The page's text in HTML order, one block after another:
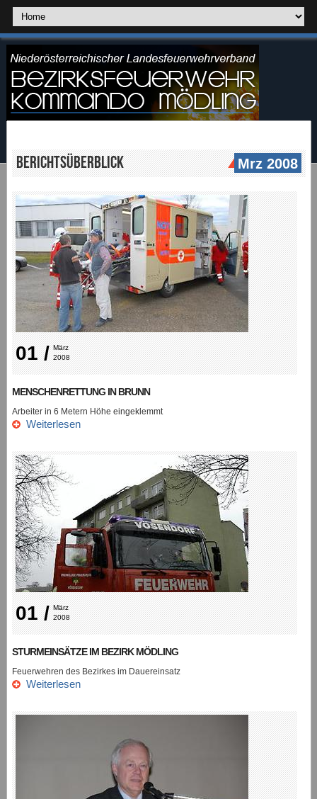
Berichtsüberblick Mrz 2008
01 / März
2008
MENSCHENRETTUNG IN BRUNN
Arbeiter in 6 Metern Höhe eingeklemmt
Weiterlesen
01 / März
2008
STURMEINSÄTZE IM BEZIRK MÖDLING
Feuerwehren des Bezirkes im Dauereinsatz
Weiterlesen